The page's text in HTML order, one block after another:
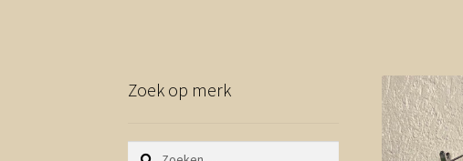
Zoek op merk
Zoeken